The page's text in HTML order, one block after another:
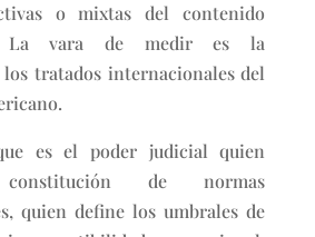
o mixtas del contenido
La vara de medir es la
tratados internacionales del
es el poder judicial quien
de normas
quien define los umbrales de